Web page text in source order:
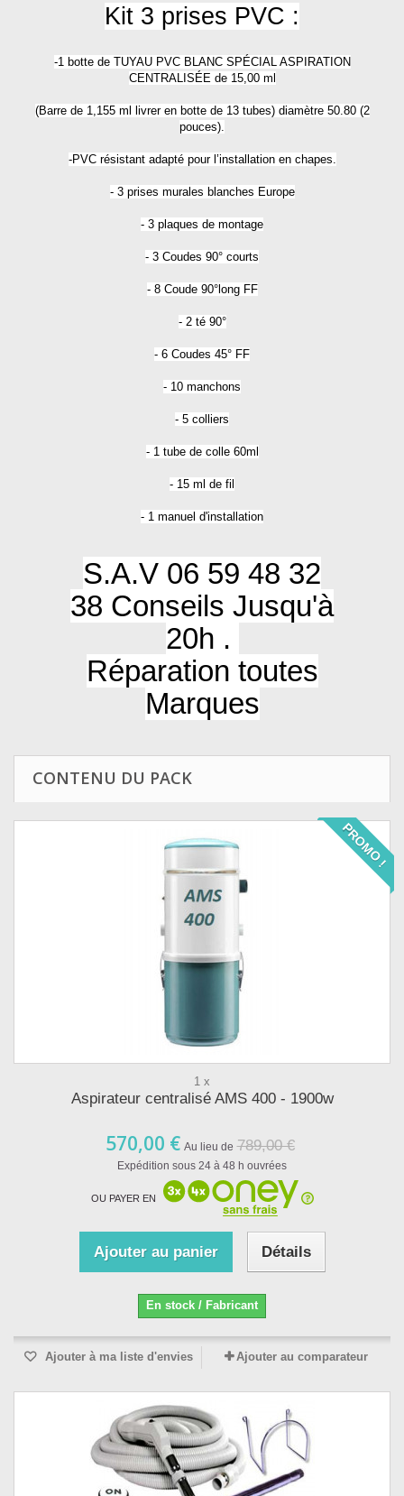
Kit 3 prises PVC :
-1 botte de TUYAU PVC BLANC SPÉCIAL ASPIRATION
CENTRALISÉE de 15,00 ml
(Barre de 1,155 ml livrer en botte de 13 tubes) diamètre 50.80 (2
pouces).
-PVC résistant adapté pour l’installation en chapes.
- 3 prises murales blanches Europe
- 3 plaques de montage
- 3 Coudes 90° courts
- 8 Coude 90°long FF
- 2 té 90°
- 6 Coudes 45° FF
- 10 manchons
- 5 colliers
- 1 tube de colle 60ml
- 15 ml de fil
- 1 manuel d'installation
S.A.V 06 59 48 32
38 Conseils Jusqu'à
20h .
Réparation toutes
Marques
CONTENU DU PACK
PROMO !
1 x
Aspirateur centralisé AMS 400 - 1900w
570,00 € Au lieu de 789,00 €
Expédition sous 24 à 48 h ouvrées
OU PAYER EN
Ajouter au panier Détails
En stock / Fabricant
Ajouter à ma liste d'envies Ajouter au comparateur